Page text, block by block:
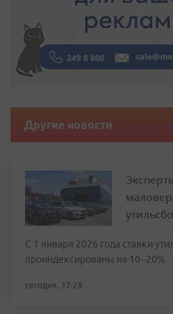
Другие новости
С 1 января 2026 года ставки
проиндексированы на 10–20%
сегодня, 17:28